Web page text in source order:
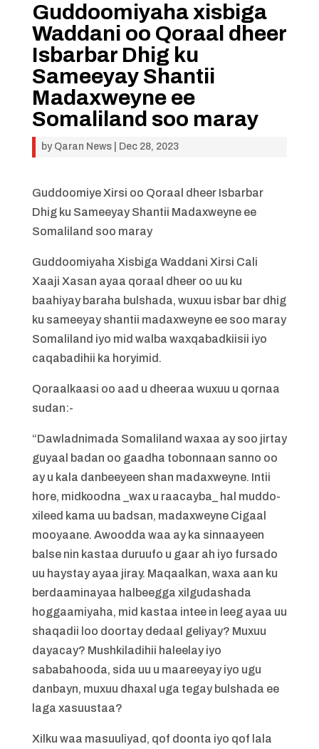
Guddoomiyaha xisbiga
Waddani oo Qoraal dheer
Isbarbar Dhig ku
Sameeyay Shantii
Madaxweyne ee
Somaliland soo maray
by Qaran News| Dec 28, 2023
Guddoomiye Xirsi oo Qoraal dheer Isbarbar
Dhig ku Sameeyay Shantii Madaxweyne ee
Somaliland soo maray
Guddoomiyaha Xisbiga Waddani Xirsi Cali
Xaaji Xasan ayaa qoraal dheer oo uu ku
baahiyay baraha bulshada, wuxuu isbar bar dhig
ku sameeyay shantii madaxweyne ee soo maray
Somaliland iyo mid walba waxqabadkiisii iyo
caqabadihii ka horyimid.
Qoraalkaasi oo aad u dheeraa wuxuu u qornaa
sudan:-
“Dawladnimada Somaliland waxaa ay soo jirtay
guyaal badan oo gaadha tobonnaan sanno oo
ay u kala danbeeyeen shan madaxweyne. Intii
hore, midkoodna _wax u raacayba_ hal muddo-
xileed kama uu badsan, madaxweyne Cigaal
mooyaane. Awoodda waa ay ka sinnaayeen
balse nin kastaa duruufo u gaar ah iyo fursado
uu haystay ayaa jiray. Maqaalkan, waxa aan ku
berdaaminayaa halbeegga xilgudashada
hoggaamiyaha, mid kastaa intee in leeg ayaa uu
shaqadii loo doortay dedaal geliyay? Muxuu
dayacay? Mushkiladihii haleelay iyo
sababahooda, sida uu u maareeyay iyo ugu
danbayn, muxuu dhaxal uga tegay bulshada ee
laga xasuustaa?
Xilku waa masuuliyad, qof doonta iyo qof lala